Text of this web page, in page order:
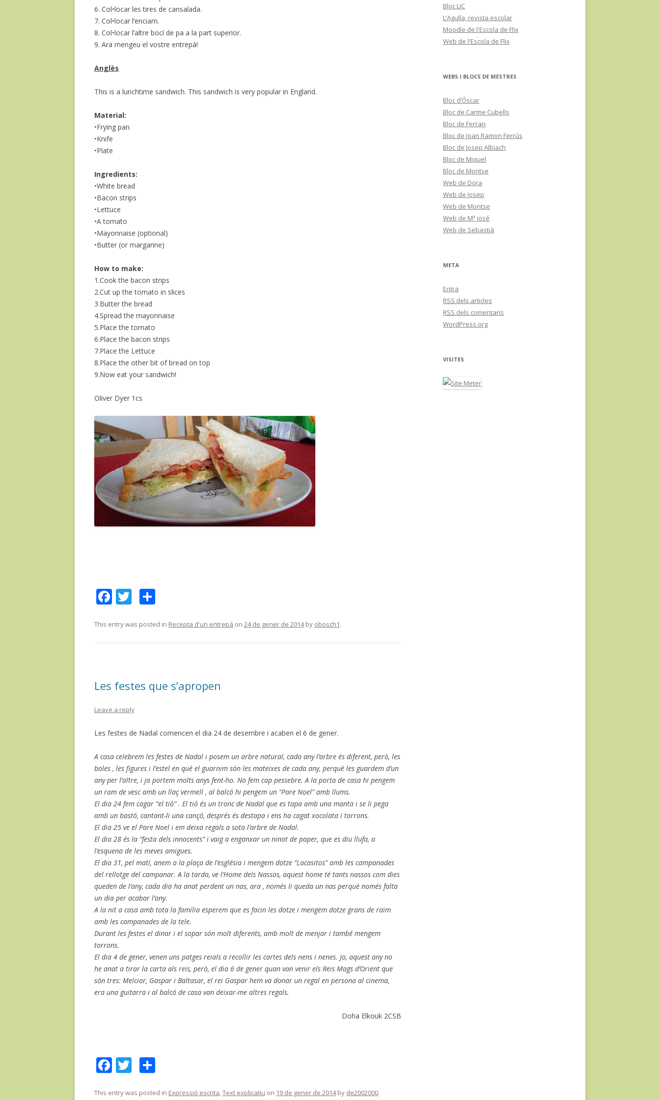
6. Col•locar les tires de cansalada.
7. Col•locar l’enciam.
8. Col•locar l’altre bocí de pa a la part superior.
9. Ara mengeu el vostre entrepà!
Anglès
This is a lunchtime sandwich. This sandwich is very popular in England.
Material:
•Frying pan
•Knife
•Plate
Ingredients:
•White bread
•Bacon strips
•Lettuce
•A tomato
•Mayonnaise (optional)
•Butter (or margarine)
How to make:
1.Cook the bacon strips
2.Cut up the tomato in slices
3.Butter the bread
4.Spread the mayonnaise
5.Place the tomato
6.Place the bacon strips
7.Place the Lettuce
8.Place the other bit of bread on top
9.Now eat your sandwich!
Oliver Dyer 1cs
F
e
k
T
itt m
ix
This entry was posted in Recepta d'un entrepà on 24 de gener de 2014by obosch1.
Les festes que s’apropen
Leave a reply
Les festes de Nadal comencen el dia 24 de desembre i acaben el 6 de gener.
A casa celebrem les festes de Nadal i posem un arbre natural, cada any l’arbre és diferent, però, les
boles , les figures i l’estel en què el guarnim són les mateixes de cada any, perquè les guardem d’un
any per l’altre, i ja portem molts anys fent-ho. No fem cap pessebre. A la porta de casa hi pengem
un ram de vesc amb un llaç vermell , al balcó hi pengem un “Pare Noel” amb llums.
El dia 24 fem cagar “el tió” . El tió és un tronc de Nadal que es tapa amb una manta i se li pega
amb un bastó, cantant-li una cançó, després és destapa i ens ha cagat xocolata i torrons.
El dia 25 ve el Pare Noel i em deixa regals a sota l’arbre de Nadal.
El dia 28 és la “festa dels innocents” i vaig a enganxar un ninot de paper, que es diu llufa, a
l’esquena de les meves amigues.
El dia 31, pel matí, anem a la plaça de l’església i mengem dotze “Lacasitos” amb les campanades
del rellotge del campanar. A la tarda, ve l’Home dels Nassos, aquest home té tants nassos com dies
queden de l’any, cada dia ha anat perdent un nas, ara , només li queda un nas perquè només falta
un dia per acabar l’any.
A la nit a casa amb tota la família esperem que es facin les dotze i mengem dotze grans de raïm
amb les campanades de la tele.
Durant les festes el dinar i el sopar són molt diferents, amb molt de menjar i també mengem
torrons.
El dia 4 de gener, venen uns patges reials a recollir les cartes dels nens i nenes. Jo, aquest any no
he anat a tirar la carta als reis, però, el dia 6 de gener quan van venir els Reis Mags d’Orient que
són tres: Melcior, Gaspar i Baltasar, el rei Gaspar hem va donar un regal en persona al cinema,
era una guitarra i al balcó de casa van deixar-me altres regals.
Doha Elkouk 2CSB
F T
This entry was posted in Expressió escrita,Text explicatiu on 19 de gener de 2014by de2002000.
Bloc LIC
L’Agulla, revista escolar
Moodle de l'Escola de Flix
Web de l'Escola de Flix
WEBS I BLOCS DE MESTRES
Bloc d’Óscar
Bloc de Carme Cubells
Bloc de Ferran
Bloc de Joan Ramon Ferrús
Bloc de Josep Albiach
Bloc de Miquel
Bloc de Montse
Web de Dora
Web de Josep
Web de Montse
Web de Mª josé
Web de Sebastià
META
Entra
RSS dels articles
RSS dels comentaris
WordPress.org
VISITES